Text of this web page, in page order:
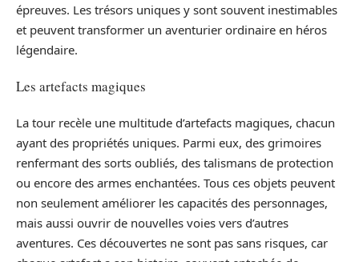
épreuves. Les trésors uniques y sont souvent inestimables
et peuvent transformer un aventurier ordinaire en héros
légendaire.
Les artefacts magiques
La tour recèle une multitude d’artefacts magiques, chacun
ayant des propriétés uniques. Parmi eux, des grimoires
renfermant des sorts oubliés, des talismans de protection
ou encore des armes enchantées. Tous ces objets peuvent
non seulement améliorer les capacités des personnages,
mais aussi ouvrir de nouvelles voies vers d’autres
aventures. Ces découvertes ne sont pas sans risques, car